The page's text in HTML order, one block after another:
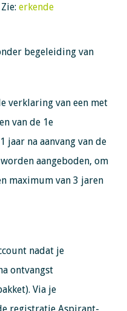
erkende
begeleiding van
verklaring van een met
van de 1e
jaar na aanvang van de
aangeboden, om
maximum van 3 jaren
nadat je
ontvangst
Via je